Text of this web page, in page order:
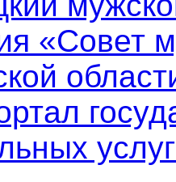
«Совет